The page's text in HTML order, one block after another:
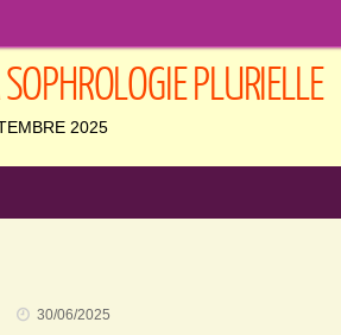
PLURIELLE
2025
30/06/2025